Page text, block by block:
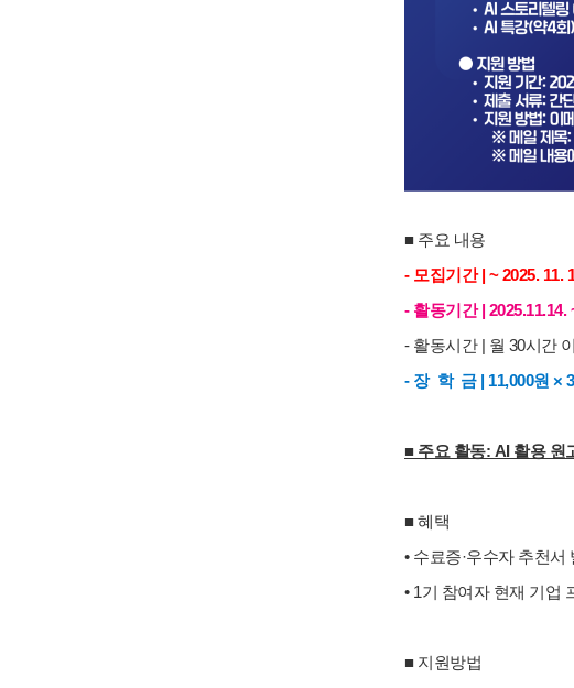
■ 주요 내용
- 모집기간 | ~ 2025. 11.
- 활동기간 | 2025.11.14.
- 활동시간 | 월 30시간
- 장 학 금 | 11,000원 ×
■ 주요 활동: AI 활용 원
■ 혜택
• 수료증·우수자 추천서
• 1기 참여자 현재 기업
■ 지원방법